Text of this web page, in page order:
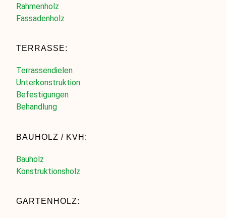
Rahmenholz
Fassadenholz
TERRASSE:
Terrassendielen
Unterkonstruktion
Befestigungen
Behandlung
BAUHOLZ / KVH:
Bauholz
Konstruktionsholz
GARTENHOLZ: